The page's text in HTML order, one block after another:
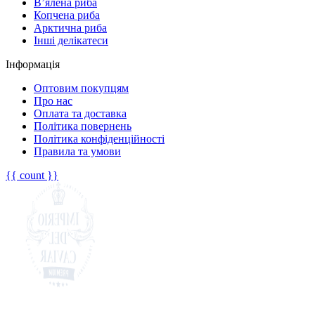
В’ялена риба
Копчена риба
Арктична риба
Інші делікатеси
Інформація
Оптовим покупцям
Про нас
Оплата та доставка
Політика повернень
Політика конфіденційності
Правила та умови
{{ count }}